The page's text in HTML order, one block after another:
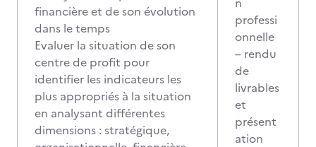
financière et de son évolution
dans le temps
Evaluer la situation de son
centre de profit pour
identifier les indicateurs les
plus appropriés à la situation
en analysant différentes
dimensions : stratégique,
professi
onnelle
– rendu
de
livrables
et
présent
ation